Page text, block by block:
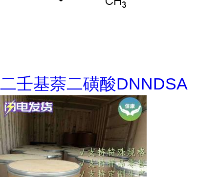
二壬基萘二磺酸DNNDSA